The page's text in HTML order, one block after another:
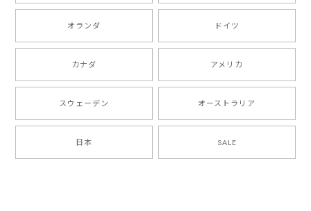
オランダ ドイツ
カナダ アメリカ
スウェーデン オーストラリア
日本 SALE